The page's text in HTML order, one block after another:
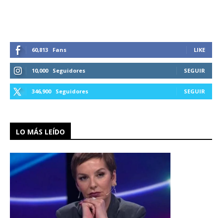
60,813 Fans LIKE
10,000 Seguidores SEGUIR
346,900 Seguidores SEGUIR
LO MÁS LEÍDO